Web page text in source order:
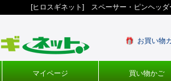
[ヒロスギネット] スペーサー・ピンヘッ
お買い物
マイページ 買い物かご